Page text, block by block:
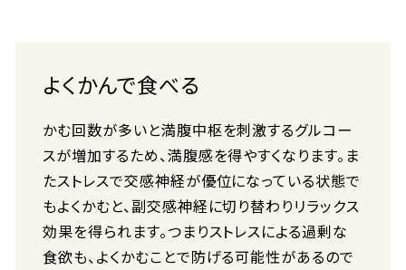
よくかんで食べる
かむ回数が多いと満腹中枢を刺激するグルコー
スが増加するため、満腹感を得やすくなります。ま
たストレスで交感神経が優位になっている状態で
もよくかむと、副交感神経に切り替わりリラックス
効果を得られます。つまりストレスによる過剰な
食欲も、よくかむことで防げる可能性があるので